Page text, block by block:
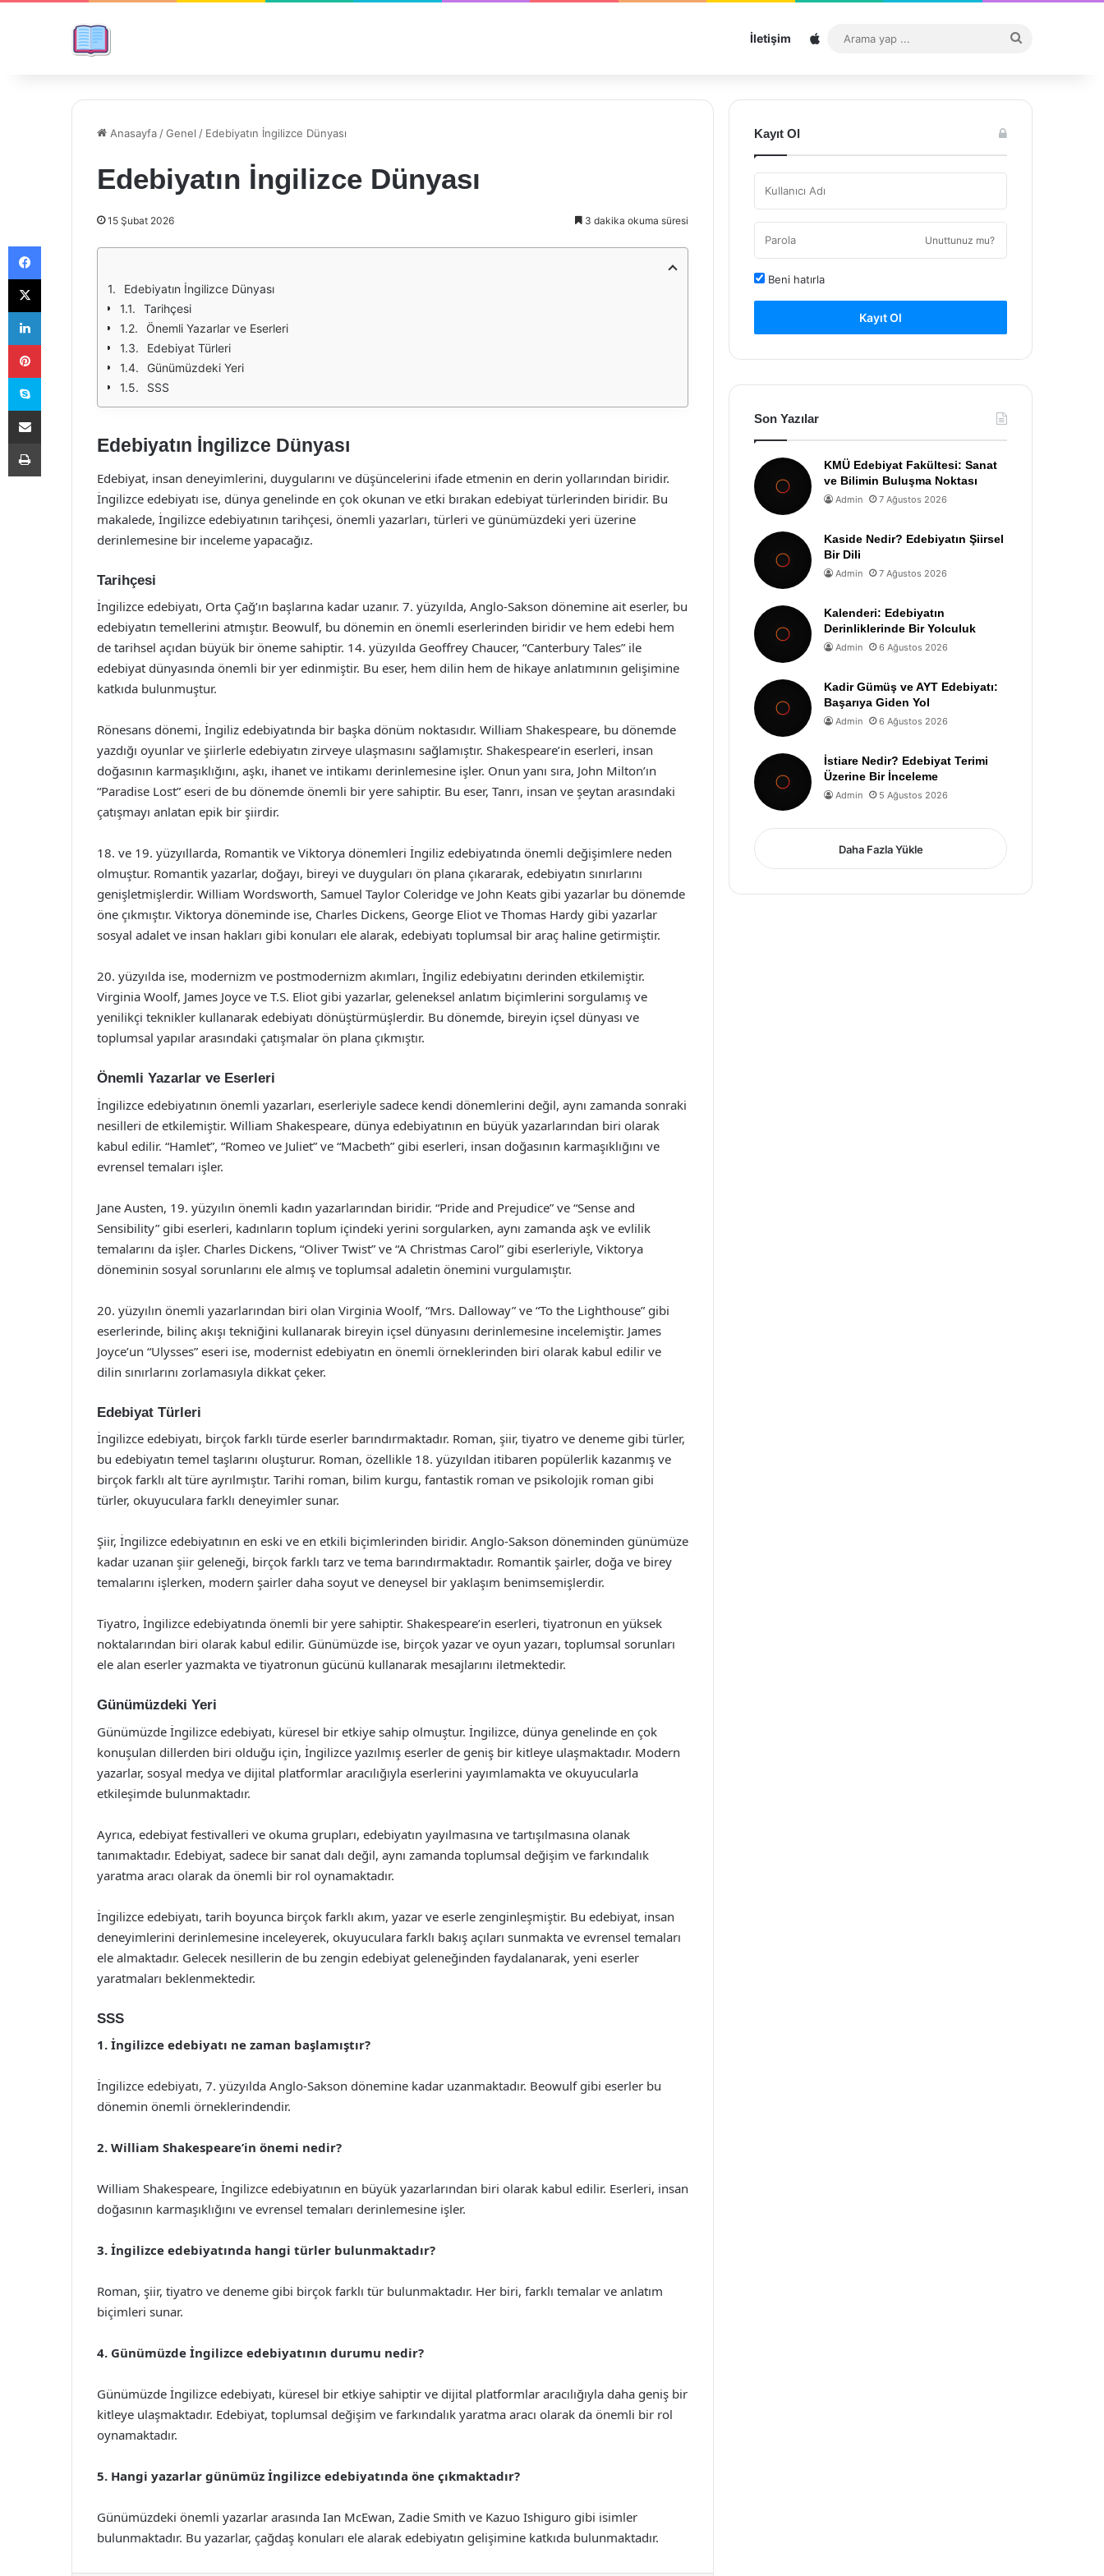
İletişim Sitemap
...
Anasayfa /Genel / Edebiyatın İngilizce Dünyası
Edebiyatın İngilizce Dünyası
15 Şubat 2026 3 dakika okuma süresi
Edebiyatın İngilizce Dünyası
Tarihçesi
Önemli Yazarlar ve Eserleri
Edebiyat Türleri
Günümüzdeki Yeri
SSS
Edebiyatın İngilizce Dünyası
Edebiyat, insan deneyimlerini, duygularını ve düşüncelerini ifade etmenin en derin yollarından biridir.
İngilizce edebiyatı ise, dünya genelinde en çok okunan ve etki bırakan edebiyat türlerinden biridir. Bu
makalede, İngilizce edebiyatının tarihçesi, önemli yazarları, türleri ve günümüzdeki yeri üzerine
derinlemesine bir inceleme yapacağız.
Tarihçesi
İngilizce edebiyatı, Orta Çağ’ın başlarına kadar uzanır. 7. yüzyılda, Anglo-Sakson dönemine ait eserler, bu
edebiyatın temellerini atmıştır. Beowulf, bu dönemin en önemli eserlerinden biridir ve hem edebi hem
de tarihsel açıdan büyük bir öneme sahiptir. 14. yüzyılda Geoffrey Chaucer, “Canterbury Tales” ile
edebiyat dünyasında önemli bir yer edinmiştir. Bu eser, hem dilin hem de hikaye anlatımının gelişimine
katkıda bulunmuştur.
Rönesans dönemi, İngiliz edebiyatında bir başka dönüm noktasıdır. William Shakespeare, bu dönemde
yazdığı oyunlar ve şiirlerle edebiyatın zirveye ulaşmasını sağlamıştır. Shakespeare’in eserleri, insan
doğasının karmaşıklığını, aşkı, ihanet ve intikamı derinlemesine işler. Onun yanı sıra, John Milton’ın
“Paradise Lost” eseri de bu dönemde önemli bir yere sahiptir. Bu eser, Tanrı, insan ve şeytan arasındaki
çatışmayı anlatan epik bir şiirdir.
18. ve 19. yüzyıllarda, Romantik ve Viktorya dönemleri İngiliz edebiyatında önemli değişimlere neden
olmuştur. Romantik yazarlar, doğayı, bireyi ve duyguları ön plana çıkararak, edebiyatın sınırlarını
genişletmişlerdir. William Wordsworth, Samuel Taylor Coleridge ve John Keats gibi yazarlar bu dönemde
öne çıkmıştır. Viktorya döneminde ise, Charles Dickens, George Eliot ve Thomas Hardy gibi yazarlar
sosyal adalet ve insan hakları gibi konuları ele alarak, edebiyatı toplumsal bir araç haline getirmiştir.
20. yüzyılda ise, modernizm ve postmodernizm akımları, İngiliz edebiyatını derinden etkilemiştir.
Virginia Woolf, James Joyce ve T.S. Eliot gibi yazarlar, geleneksel anlatım biçimlerini sorgulamış ve
yenilikçi teknikler kullanarak edebiyatı dönüştürmüşlerdir. Bu dönemde, bireyin içsel dünyası ve
toplumsal yapılar arasındaki çatışmalar ön plana çıkmıştır.
Önemli Yazarlar ve Eserleri
İngilizce edebiyatının önemli yazarları, eserleriyle sadece kendi dönemlerini değil, aynı zamanda sonraki
nesilleri de etkilemiştir. William Shakespeare, dünya edebiyatının en büyük yazarlarından biri olarak
kabul edilir. “Hamlet”, “Romeo ve Juliet” ve “Macbeth” gibi eserleri, insan doğasının karmaşıklığını ve
evrensel temaları işler.
Jane Austen, 19. yüzyılın önemli kadın yazarlarından biridir. “Pride and Prejudice” ve “Sense and
Sensibility” gibi eserleri, kadınların toplum içindeki yerini sorgularken, aynı zamanda aşk ve evlilik
temalarını da işler. Charles Dickens, “Oliver Twist” ve “A Christmas Carol” gibi eserleriyle, Viktorya
döneminin sosyal sorunlarını ele almış ve toplumsal adaletin önemini vurgulamıştır.
20. yüzyılın önemli yazarlarından biri olan Virginia Woolf, “Mrs. Dalloway” ve “To the Lighthouse” gibi
eserlerinde, bilinç akışı tekniğini kullanarak bireyin içsel dünyasını derinlemesine incelemiştir. James
Joyce’un “Ulysses” eseri ise, modernist edebiyatın en önemli örneklerinden biri olarak kabul edilir ve
dilin sınırlarını zorlamasıyla dikkat çeker.
Edebiyat Türleri
İngilizce edebiyatı, birçok farklı türde eserler barındırmaktadır. Roman, şiir, tiyatro ve deneme gibi türler,
bu edebiyatın temel taşlarını oluşturur. Roman, özellikle 18. yüzyıldan itibaren popülerlik kazanmış ve
birçok farklı alt türe ayrılmıştır. Tarihi roman, bilim kurgu, fantastik roman ve psikolojik roman gibi
türler, okuyuculara farklı deneyimler sunar.
Şiir, İngilizce edebiyatının en eski ve en etkili biçimlerinden biridir. Anglo-Sakson döneminden günümüze
kadar uzanan şiir geleneği, birçok farklı tarz ve tema barındırmaktadır. Romantik şairler, doğa ve birey
temalarını işlerken, modern şairler daha soyut ve deneysel bir yaklaşım benimsemişlerdir.
Tiyatro, İngilizce edebiyatında önemli bir yere sahiptir. Shakespeare’in eserleri, tiyatronun en yüksek
noktalarından biri olarak kabul edilir. Günümüzde ise, birçok yazar ve oyun yazarı, toplumsal sorunları
ele alan eserler yazmakta ve tiyatronun gücünü kullanarak mesajlarını iletmektedir.
Günümüzdeki Yeri
Günümüzde İngilizce edebiyatı, küresel bir etkiye sahip olmuştur. İngilizce, dünya genelinde en çok
konuşulan dillerden biri olduğu için, İngilizce yazılmış eserler de geniş bir kitleye ulaşmaktadır. Modern
yazarlar, sosyal medya ve dijital platformlar aracılığıyla eserlerini yayımlamakta ve okuyucularla
etkileşimde bulunmaktadır.
Ayrıca, edebiyat festivalleri ve okuma grupları, edebiyatın yayılmasına ve tartışılmasına olanak
tanımaktadır. Edebiyat, sadece bir sanat dalı değil, aynı zamanda toplumsal değişim ve farkındalık
yaratma aracı olarak da önemli bir rol oynamaktadır.
İngilizce edebiyatı, tarih boyunca birçok farklı akım, yazar ve eserle zenginleşmiştir. Bu edebiyat, insan
deneyimlerini derinlemesine inceleyerek, okuyuculara farklı bakış açıları sunmakta ve evrensel temaları
ele almaktadır. Gelecek nesillerin de bu zengin edebiyat geleneğinden faydalanarak, yeni eserler
yaratmaları beklenmektedir.
SSS
1. İngilizce edebiyatı ne zaman başlamıştır?
İngilizce edebiyatı, 7. yüzyılda Anglo-Sakson dönemine kadar uzanmaktadır. Beowulf gibi eserler bu
dönemin önemli örneklerindendir.
2. William Shakespeare’in önemi nedir?
William Shakespeare, İngilizce edebiyatının en büyük yazarlarından biri olarak kabul edilir. Eserleri, insan
doğasının karmaşıklığını ve evrensel temaları derinlemesine işler.
3. İngilizce edebiyatında hangi türler bulunmaktadır?
Roman, şiir, tiyatro ve deneme gibi birçok farklı tür bulunmaktadır. Her biri, farklı temalar ve anlatım
biçimleri sunar.
4. Günümüzde İngilizce edebiyatının durumu nedir?
Günümüzde İngilizce edebiyatı, küresel bir etkiye sahiptir ve dijital platformlar aracılığıyla daha geniş bir
kitleye ulaşmaktadır. Edebiyat, toplumsal değişim ve farkındalık yaratma aracı olarak da önemli bir rol
oynamaktadır.
5. Hangi yazarlar günümüz İngilizce edebiyatında öne çıkmaktadır?
Günümüzdeki önemli yazarlar arasında Ian McEwan, Zadie Smith ve Kazuo Ishiguro gibi isimler
bulunmaktadır. Bu yazarlar, çağdaş konuları ele alarak edebiyatın gelişimine katkıda bulunmaktadır.
Kayıt Ol
Unuttunuz mu?
Beni hatırla
Kayıt Ol
Son Yazılar
KMÜ Edebiyat Fakültesi: Sanat
ve Bilimin Buluşma Noktası
Admin 7 Ağustos 2026
Kaside Nedir? Edebiyatın Şiirsel
Bir Dili
Admin 7 Ağustos 2026
Kalenderi: Edebiyatın
Derinliklerinde Bir Yolculuk
Admin 6 Ağustos 2026
Kadir Gümüş ve AYT Edebiyatı:
Başarıya Giden Yol
Admin 6 Ağustos 2026
İstiare Nedir? Edebiyat Terimi
Üzerine Bir İnceleme
Admin 5 Ağustos 2026
Daha Fazla Yükle
Facebook
X
LinkedIn
Pinterest
Skype
E-Posta ile paylaş